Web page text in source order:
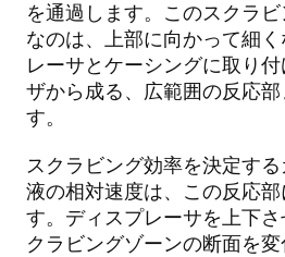
を通過します。このスクラ
なのは、上部に向かって細
レーサとケーシングに取り
ザから成る、広範囲の反応
す。
スクラビング効率を決定す
液の相対速度は、この反応
す。ディスプレーサを上下
クラビングゾーンの断面を